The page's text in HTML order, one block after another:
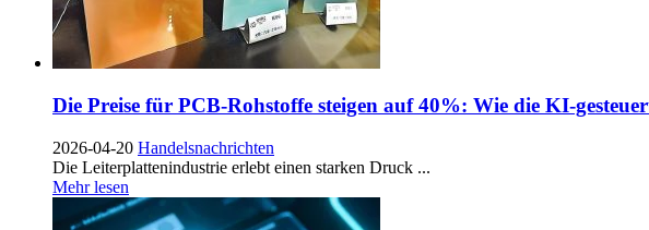
Die Preise für PCB-Rohstoffe steigen auf 40%: Wie die KI-
2026-04-20 Handelsnachrichten
Die Leiterplattenindustrie erlebt einen starken Druck ...
Mehr lesen